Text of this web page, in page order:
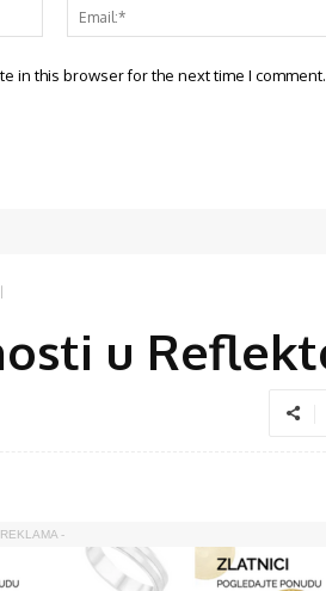
in this browser for the next time I comment.